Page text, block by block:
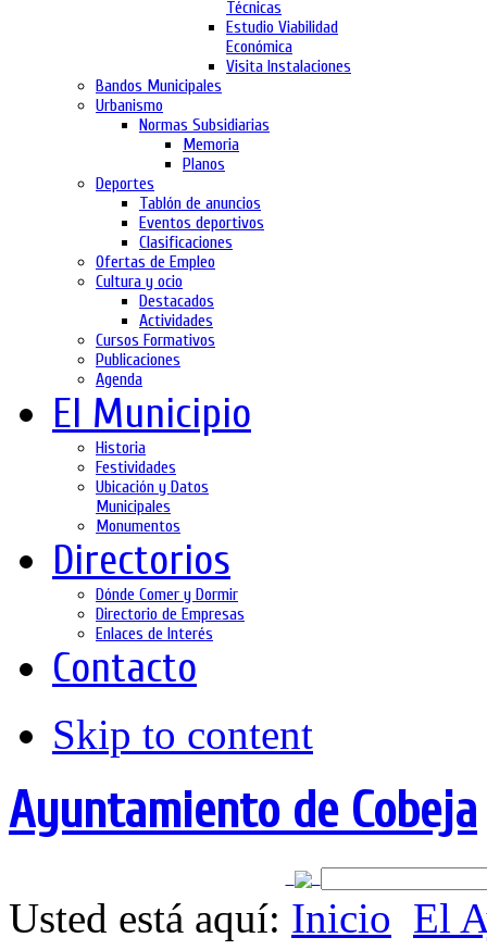
Técnicas
Estudio Viabilidad
Económica
Visita Instalaciones
Bandos Municipales
Urbanismo
Normas Subsidiarias
Memoria
Planos
Deportes
Tablón de anuncios
Eventos deportivos
Clasificaciones
Ofertas de Empleo
Cultura y ocio
Destacados
Actividades
Cursos Formativos
Publicaciones
Agenda
El Municipio
Historia
Festividades
Ubicación y Datos
Municipales
Monumentos
Directorios
Dónde Comer y Dormir
Directorio de Empresas
Enlaces de Interés
Contacto
Skip to content
Ayuntamiento de Cobeja
Usted está aquí: Inicio El